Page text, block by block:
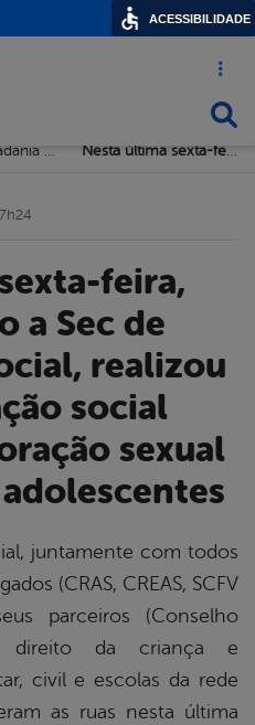
Acesso
> Nesta última sexta-feira, dia 18 de maio a Sec de Assistência Social, realizou uma mobilização social contra a exploração sexual de crianças e adolescentes
a Sec de
realizou
social
sexual
juntamente com todos
(CRAS, CREAS, SCFV
parceiros (Conselho
direito da criança e
civil e escolas da rede
as ruas nesta última
ACESSIBILIDADE